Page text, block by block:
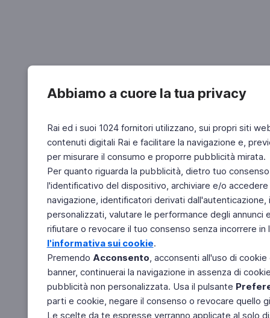
Abbiamo a cuore la tua privacy
Rai ed i suoi 1024 fornitori utilizzano, sui propri siti
contenuti digitali Rai e facilitare la navigazione e,
per misurare il consumo e proporre pubblicità mirata.
Per quanto riguarda la pubblicità, dietro tuo
l'identificativo del dispositivo, archiviare e/o
navigazione, identificatori derivati
personalizzati, valutare le performance degli
rifiutare o revocare il tuo consenso senza incorrere
l'informativa sui cookie.
Premendo Acconsento, acconsenti all'uso di
banner, continuerai la navigazione in assenza di
pubblicità non personalizzata. Usa il pulsante
parti e cookie, negare il consenso o revocare quello
Le scelte da te espresse verranno applicate al solo